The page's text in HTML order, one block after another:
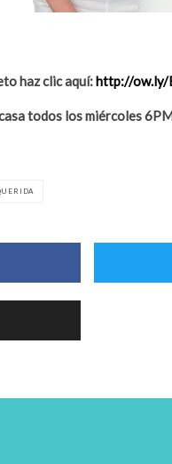
haz clic aquí:http://ow.ly/
todos los miércoles